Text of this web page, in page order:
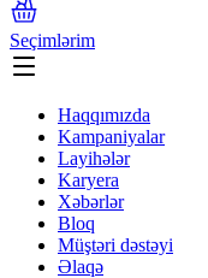
Seçimlərim
Haqqımızda
Kampaniyalar
Layihələr
Karyera
Xəbərlər
Bloq
Müştəri dəstəyi
Əlaqə